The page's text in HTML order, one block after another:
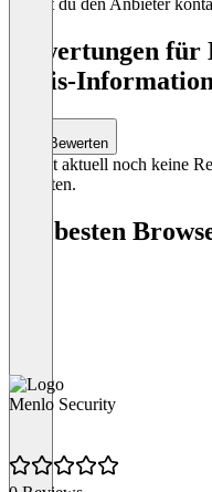
kannst du den Anbieter
Bewertungen
Preis-
Bewerten
Es gibt aktuell noch keine
enthalten.
Die besten
Menlo Security